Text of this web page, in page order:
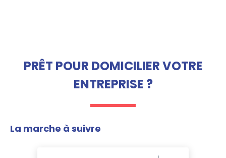
PRÊT POUR DOMICILIER VOTRE
ENTREPRISE ?
La marche à suivre